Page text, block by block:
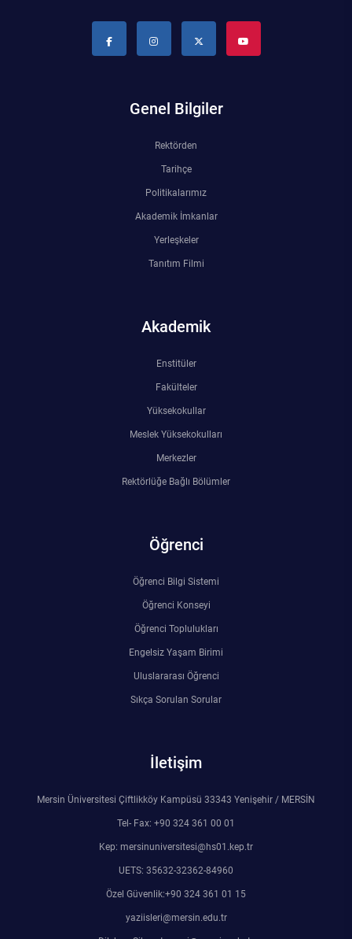
Genel Bilgiler
Rektörden
Tarihçe
Politikalarımız
Akademik İmkanlar
Yerleşkeler
Tanıtım Filmi
Akademik
Enstitüler
Fakülteler
Yüksekokullar
Meslek Yüksekokulları
Merkezler
Rektörlüğe Bağlı Bölümler
Öğrenci
Öğrenci Bilgi Sistemi
Öğrenci Konseyi
Öğrenci Toplulukları
Engelsiz Yaşam Birimi
Uluslararası Öğrenci
Sıkça Sorulan Sorular
İletişim
Mersin Üniversitesi Çiftlikköy Kampüsü 33343 Yenişehir / MERSİN
Tel- Fax: +90 324 361 00 01
Kep: mersinuniversitesi@hs01.kep.tr
UETS: 35632-32362-84960
Özel Güvenlik:+90 324 361 01 15
yaziisleri@mersin.edu.tr